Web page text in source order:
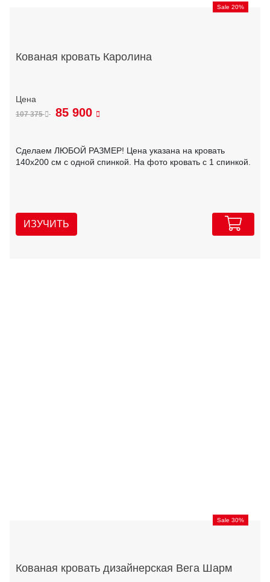
Sale 20%
Кованая кровать Каролина
107 375 85 900
Сделаем ЛЮБОЙ РАЗМЕР! Цена указана на кровать
140х200 см с одной спинкой. На фото кровать с 1 спинкой.
ИЗУЧИТЬ
Sale 30%
Кованая кровать дизайнерская Вега Шарм